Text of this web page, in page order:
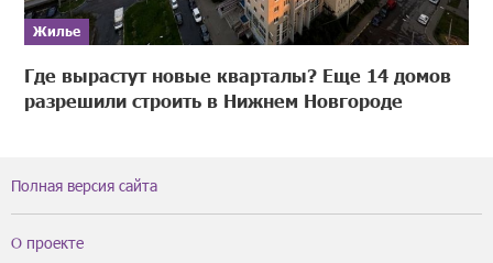
Жилье
Где вырастут новые кварталы? Еще 14 домов
разрешили строить в Нижнем Новгороде
Полная версия сайта
О проекте